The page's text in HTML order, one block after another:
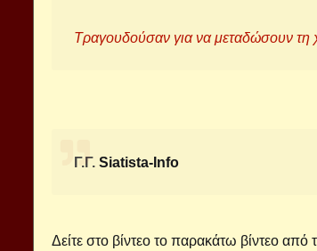
Τραγουδούσαν για να μεταδώσουν τη
Γ.Γ. Siatista-Info
Δείτε στο βίντεο το παρακάτω βίντεο από